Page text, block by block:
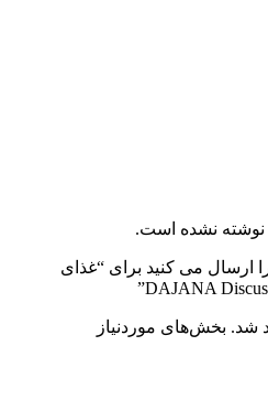
نوشته نشده است.
ارسال می کنید برای “غذای
شد. بخش‌های موردنیاز